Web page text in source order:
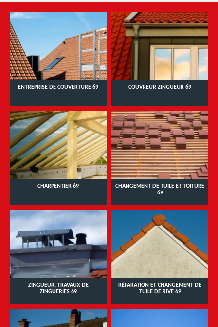
ENTREPRISE DE COUVERTURE 69 COUVREUR ZINGUEUR 69
CHARPENTIER 69
CHANGEMENT DE TUILE ET TOITURE
69
ZINGUEUR, TRAVAUX DE
ZINGUERIES 69
RÉPARATION ET CHANGEMENT DE
TUILE DE RIVE 69